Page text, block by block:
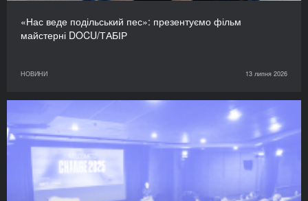
«Нас веде подільський пес»: презентуємо фільм
майстерні DOCU/ТАБІР
НОВИНИ 13 липня 2026